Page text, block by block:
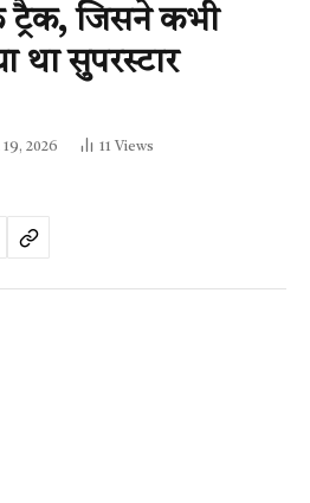
ट्रैक, जिसने कभी
था सुपरस्टार
2026 11 Views